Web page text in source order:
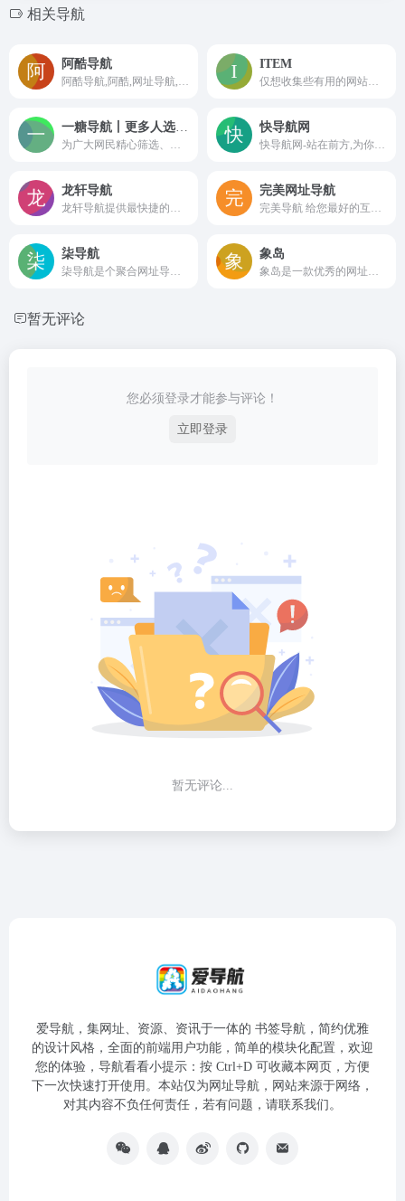
相关导航
阿酷导航 ITEM
一糖导航丨更多人选择的资源导航 快导航网
龙轩导航 完美网址导航
柒导航 象岛
暂无评论
您必须登录才能参与评论！
立即登录
暂无评论...
爱导航，集网址、资源、资讯于一体的 书签导航，简约优雅
的设计风格，全面的前端用户功能，简单的模块化配置，欢迎
您的体验，导航看看小提示：按 Ctrl+D 可收藏本网页，方便
下一次快速打开使用。本站仅为网址导航，网站来源于网络，
对其内容不负任何责任，若有问题，请联系我们。